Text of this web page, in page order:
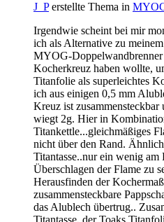
J_Perstellte Thema in
Irgendwie scheint bei mir
ich als Alternative zu
MYOG-Doppelwandbrenner
Kocherkreuz haben wollte,
Titanfolie als superleichtes
ich aus einigen 0,5 mm
Kreuz ist zusammensteckbar
wiegt 2g. Hier in
Titankettle...gleichmäßiges
nicht über den Rand.
Titantasse..nur ein wenig am
Überschlagen der Flame zu
Herausfinden der
zusammensteckbare
das Alublech übertrug..
Titantasse, der Toaks